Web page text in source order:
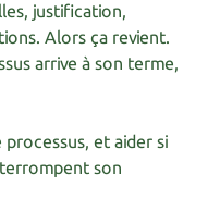
justification,
Alors ça revient.
arrive à son terme,
et aider si
son